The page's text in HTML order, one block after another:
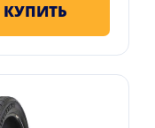
КУПИТЬ